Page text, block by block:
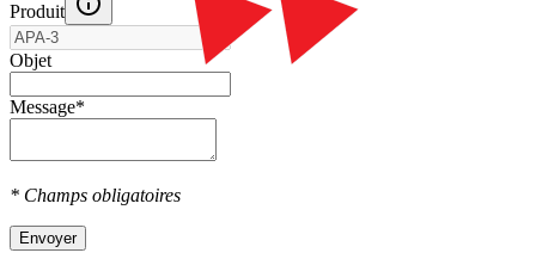
Produit
Objet
Message*
* Champs obligatoires
Envoyer